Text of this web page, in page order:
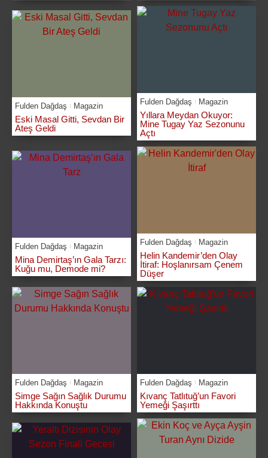
Fulden Dağdaş Magazin
Eski Masal Gitti, Sevdan Bir
Ateş Geldi
Fulden Dağdaş Magazin
Yıllara Meydan Okuyor:
Mine Tugay Yaz Sezonunu
Açtı
Fulden Dağdaş Magazin
Mina Demirtaş’ın Gala Tarzı:
Kuğu mu, Demode mi?
Fulden Dağdaş Magazin
Helin Kandemir’den Olay
İtiraf: Hoşlanırsam Çenem
Düşer
Fulden Dağdaş Magazin
Simge Sağın Sağlık Durumu
Hakkında Konuştu
Fulden Dağdaş Magazin
Kıvanç Tatlıtuğ’un Favori
Yemeği Şaşırttı